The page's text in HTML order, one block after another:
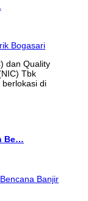
dan Quality
Tbk
berlokasi di
Be…